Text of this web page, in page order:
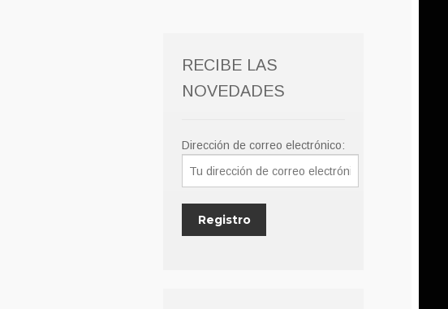
RECIBE LAS
NOVEDADES
Dirección de correo electrónico: